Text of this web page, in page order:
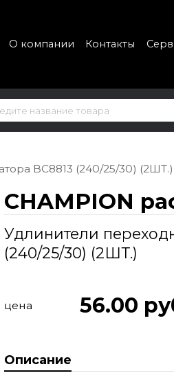
О компании Контакты
ВС8813 (240/25/30) (2ШТ.)
CHAMPION
Удлинители
(240/25/30) (2ШТ.)
цена 56.00
Описание